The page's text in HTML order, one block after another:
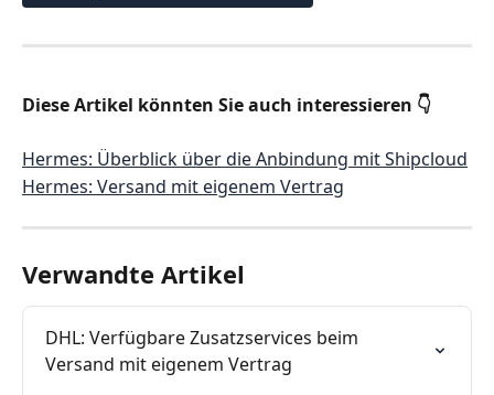
Diese Artikel könnten Sie auch interessieren 👇
Hermes: Überblick über die Anbindung mit Shipcloud
Hermes: Versand mit eigenem Vertrag
Verwandte Artikel
DHL: Verfügbare Zusatzservices beim
Versand mit eigenem Vertrag